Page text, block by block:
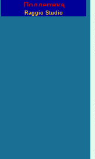
Поддержка
Raggio Studio